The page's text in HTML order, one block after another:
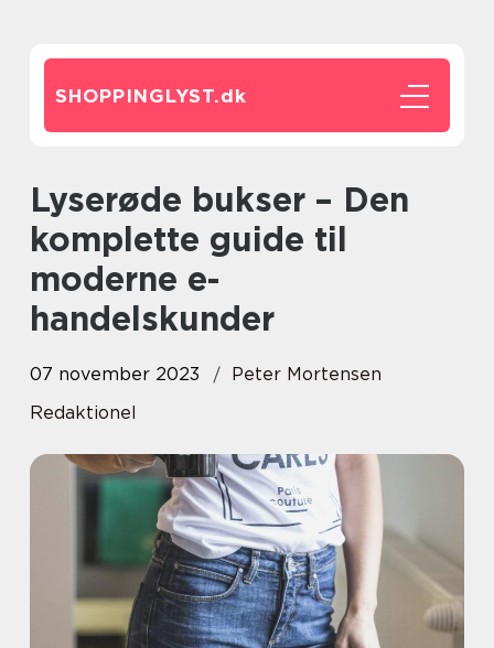
SHOPPINGLYST.dk
Lyserøde bukser – Den
komplette guide til
moderne e-
handelskunder
07 november 2023
Peter Mortensen
Redaktionel